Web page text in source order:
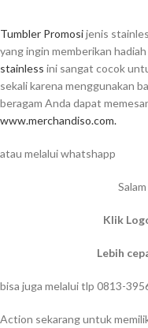
Tumbler Promosijenis
yang ingin memberikan
stainless ini sangat cocok
sekali karena menggunakan
beragam Anda dapat
www.merchandiso.com.
atau melalui whatshapp
Klik
Lebih
bisa juga melalui tlp 0813-
Action sekarang untuk